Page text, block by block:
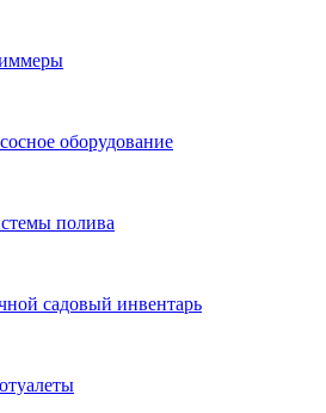
оборудование
полива
садовый инвентарь